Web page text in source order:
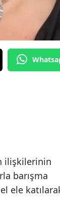
ilişkilerinin
barışma
ele